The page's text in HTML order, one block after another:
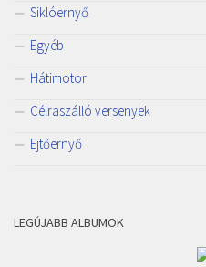
Siklóernyő
Egyéb
Hátimotor
Célraszálló versenyek
Ejtőernyő
LEGÚJABB ALBUMOK